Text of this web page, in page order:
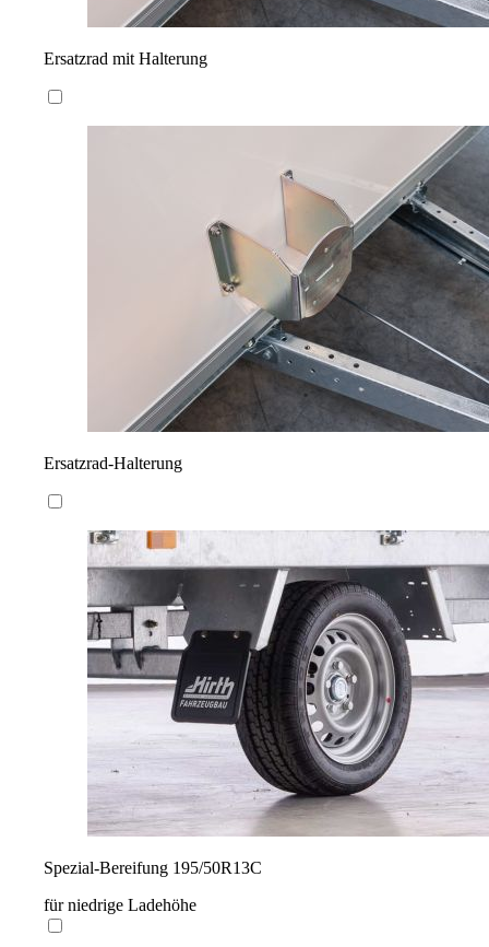
Ersatzrad mit Halterung
Ersatzrad-Halterung
Spezial-Bereifung 195/50R13C
für niedrige Ladehöhe